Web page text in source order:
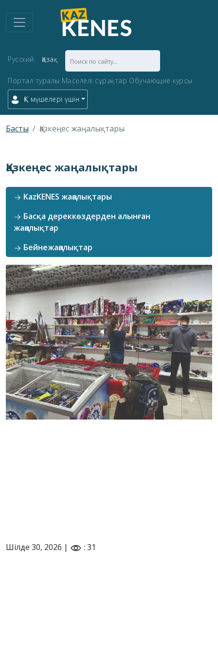
Русский Қазақ
Портал туралы Мәселелі сұрақтар Обучающие курсы
ҚК мүшелері үшін
Басты Қазкеңес жаңалықтары
Қазкеңес жаңалықтары
KazKENES жаңалықтары
Басқа дереккөздерден алынған
жаңалықтар
Бейнежаңалықтар
Шілде 30, 2026 | : 31